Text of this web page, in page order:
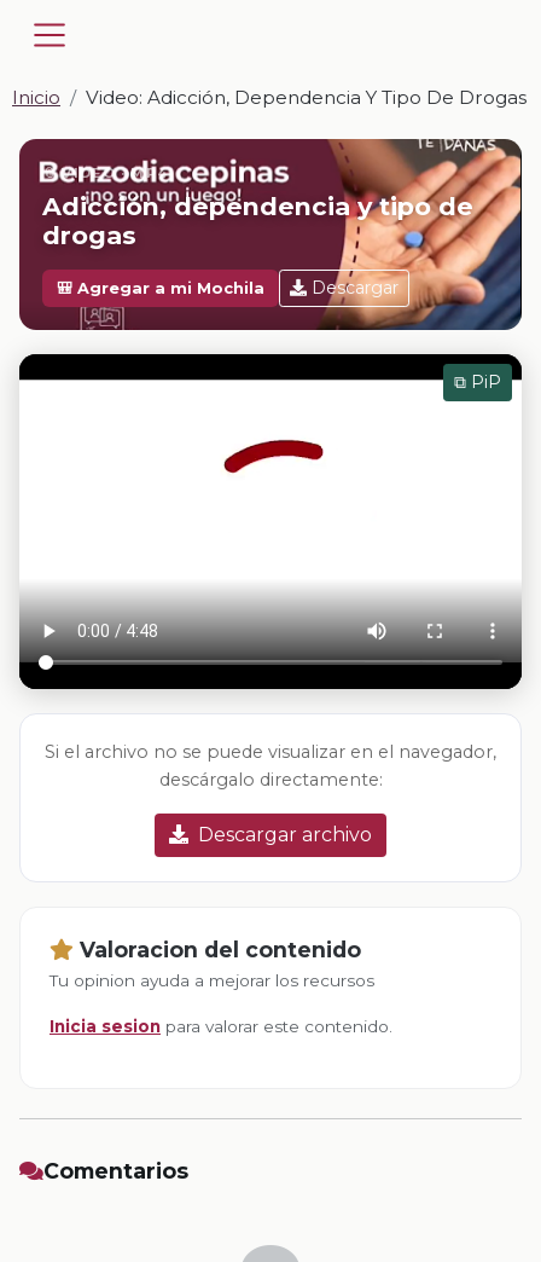
Inicio Video: Adicción, Dependencia Y Tipo De Drogas
📎 VIDEO · MP4
Adicción, dependencia y tipo de
drogas
🎒 Agregar a mi Mochila Descargar
⧉ PiP
Si el archivo no se puede visualizar en el navegador,
descárgalo directamente:
Descargar archivo
Valoracion del contenido
Tu opinion ayuda a mejorar los recursos
Inicia sesion para valorar este contenido.
Comentarios